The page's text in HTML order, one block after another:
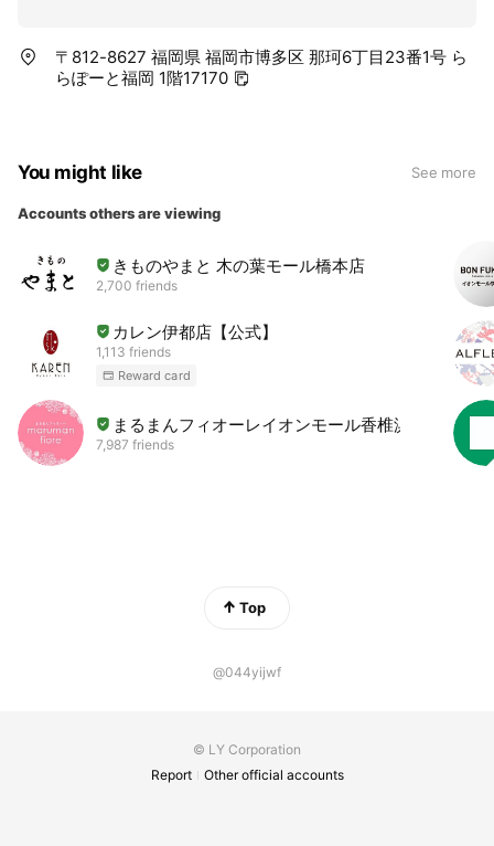
〒812-8627 福岡県 福岡市博多区 那珂6丁目23番1号 ら
らぽーと福岡 1階17170
You might like See more
Accounts others are viewing
きものやまと 木の葉モール橋本店
2,700 friends
カレン伊都店【公式】
1,113 friends
Reward card
まるまんフィオーレイオンモール香椎浜店
7,987 friends
Top
@044yijwf
© LY Corporation
Report
Other official accounts